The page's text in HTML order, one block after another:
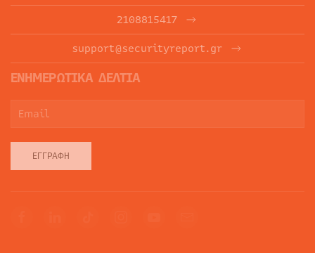
2108815417
support@securityreport.gr
ΕΝΗΜΕΡΩΤΙΚΑ ΔΕΛΤΙΑ
ΕΓΓΡΑΦΉ